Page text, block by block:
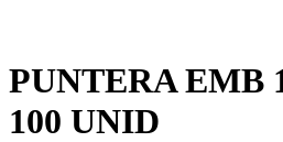
PUNTERA EMB
100 UNID